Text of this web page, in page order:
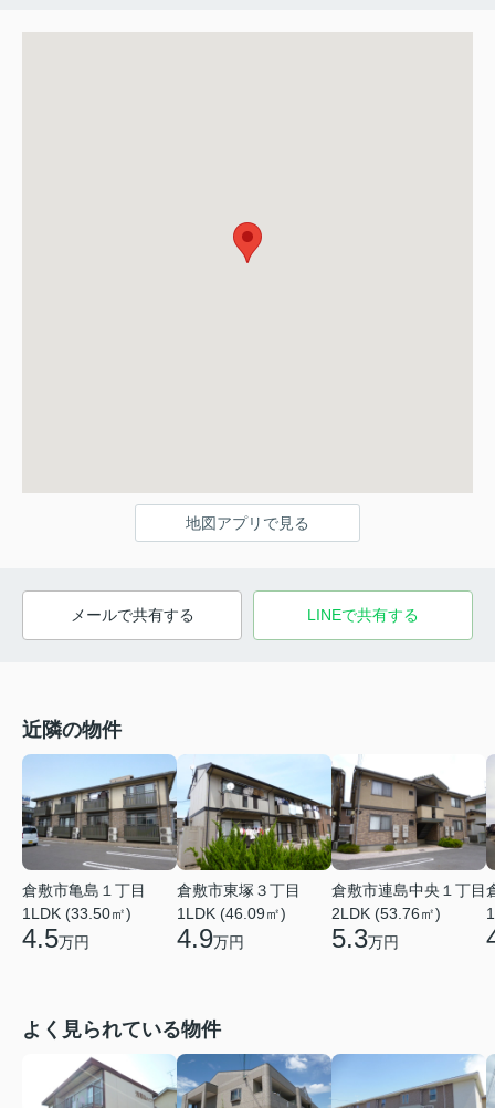
地図アプリで見る
メールで共有する LINEで共有する
近隣の物件
倉敷市亀島１丁目
1LDK (33.50㎡)
4.5万円
倉敷市東塚３丁目
1LDK (46.09㎡)
4.9万円
倉敷市連島中央１丁目
2LDK (53.76㎡)
5.3万円
よく見られている物件